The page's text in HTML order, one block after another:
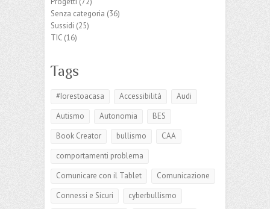
Senza categoria (36)
Sussidi (25)
TIC (16)
Tags
#Iorestoacasa Accessibilità
Audi
Autismo
Autonomia
BES
Book Creator
bullismo
CAA
comportamenti problema
Comunicare con il Tablet
Comunicazione
Connessi e Sicuri
cyberbullismo